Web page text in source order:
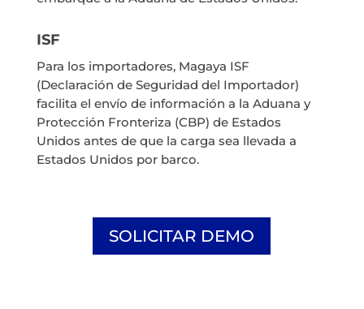
ISF
Para los importadores, Magaya ISF
(Declaración de Seguridad del Importador)
facilita el envío de información a la Aduana y
Protección Fronteriza (CBP) de Estados
Unidos antes de que la carga sea llevada a
Estados Unidos por barco.
SOLICITAR DEMO